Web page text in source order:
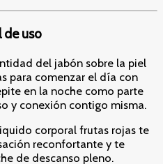
de uso
del jabón sobre la piel
para comenzar el día con
en la noche como parte
y conexión contigo misma.
corporal frutas rojas te
reconfortante y te
de descanso pleno.